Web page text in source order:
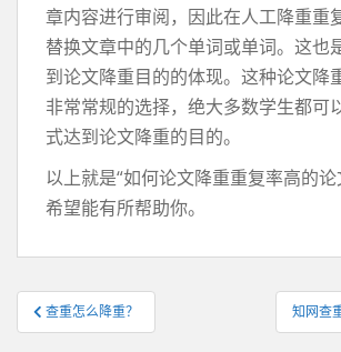
章内容进行审阅，因此在人工降重重
替换文章中的几个单词或单词。这也
到论文降重目的的体现。这种论文降
非常常规的选择，绝大多数学生都可
式达到论文降重的目的。
以上就是“如何论文降重重复率高的
希望能有所帮助你。
文
章
查重怎么降重？ 知网查